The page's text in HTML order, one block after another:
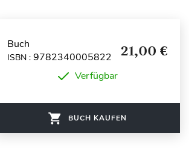
Buch
ISBN : 9782340005822 21,00 €
Verfügbar
BUCH KAUFEN